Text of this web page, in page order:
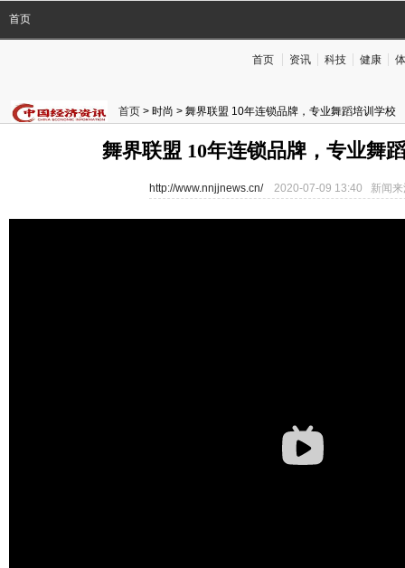
首页
首页 资讯 科技 健康
首页 > 时尚 > 舞界联盟 10年连锁品牌，专业舞蹈培训学校
舞界联盟 10年连锁品牌，专业舞
http://www.nnjjnews.cn/2020-07-09 13:40 新闻